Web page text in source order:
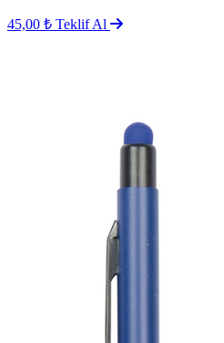
45,00 ₺ Teklif Al